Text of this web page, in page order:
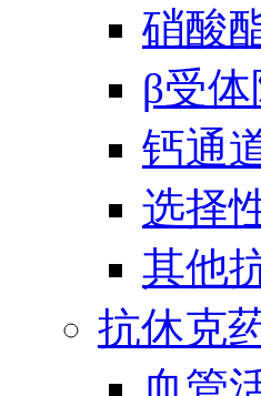
硝酸
β受
钙通
选择
其他
抗休克